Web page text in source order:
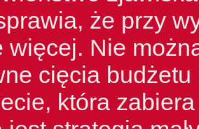
że przy
więcej. Nie
cięcia
która